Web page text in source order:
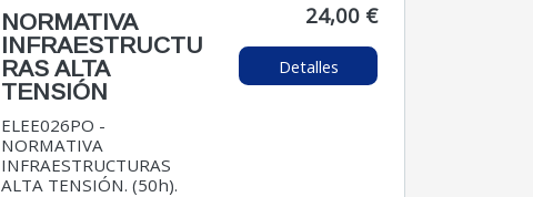
NORMATIVA
INFRAESTRUCTU
RAS ALTA
TENSIÓN
ELEE026PO -
NORMATIVA
INFRAESTRUCTURAS
ALTA TENSIÓN. (50h).
24,00 €
Detalles